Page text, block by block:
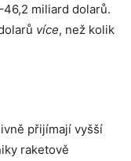
miliard dolarů.
více, než kolik
přijímají vyšší
raketově